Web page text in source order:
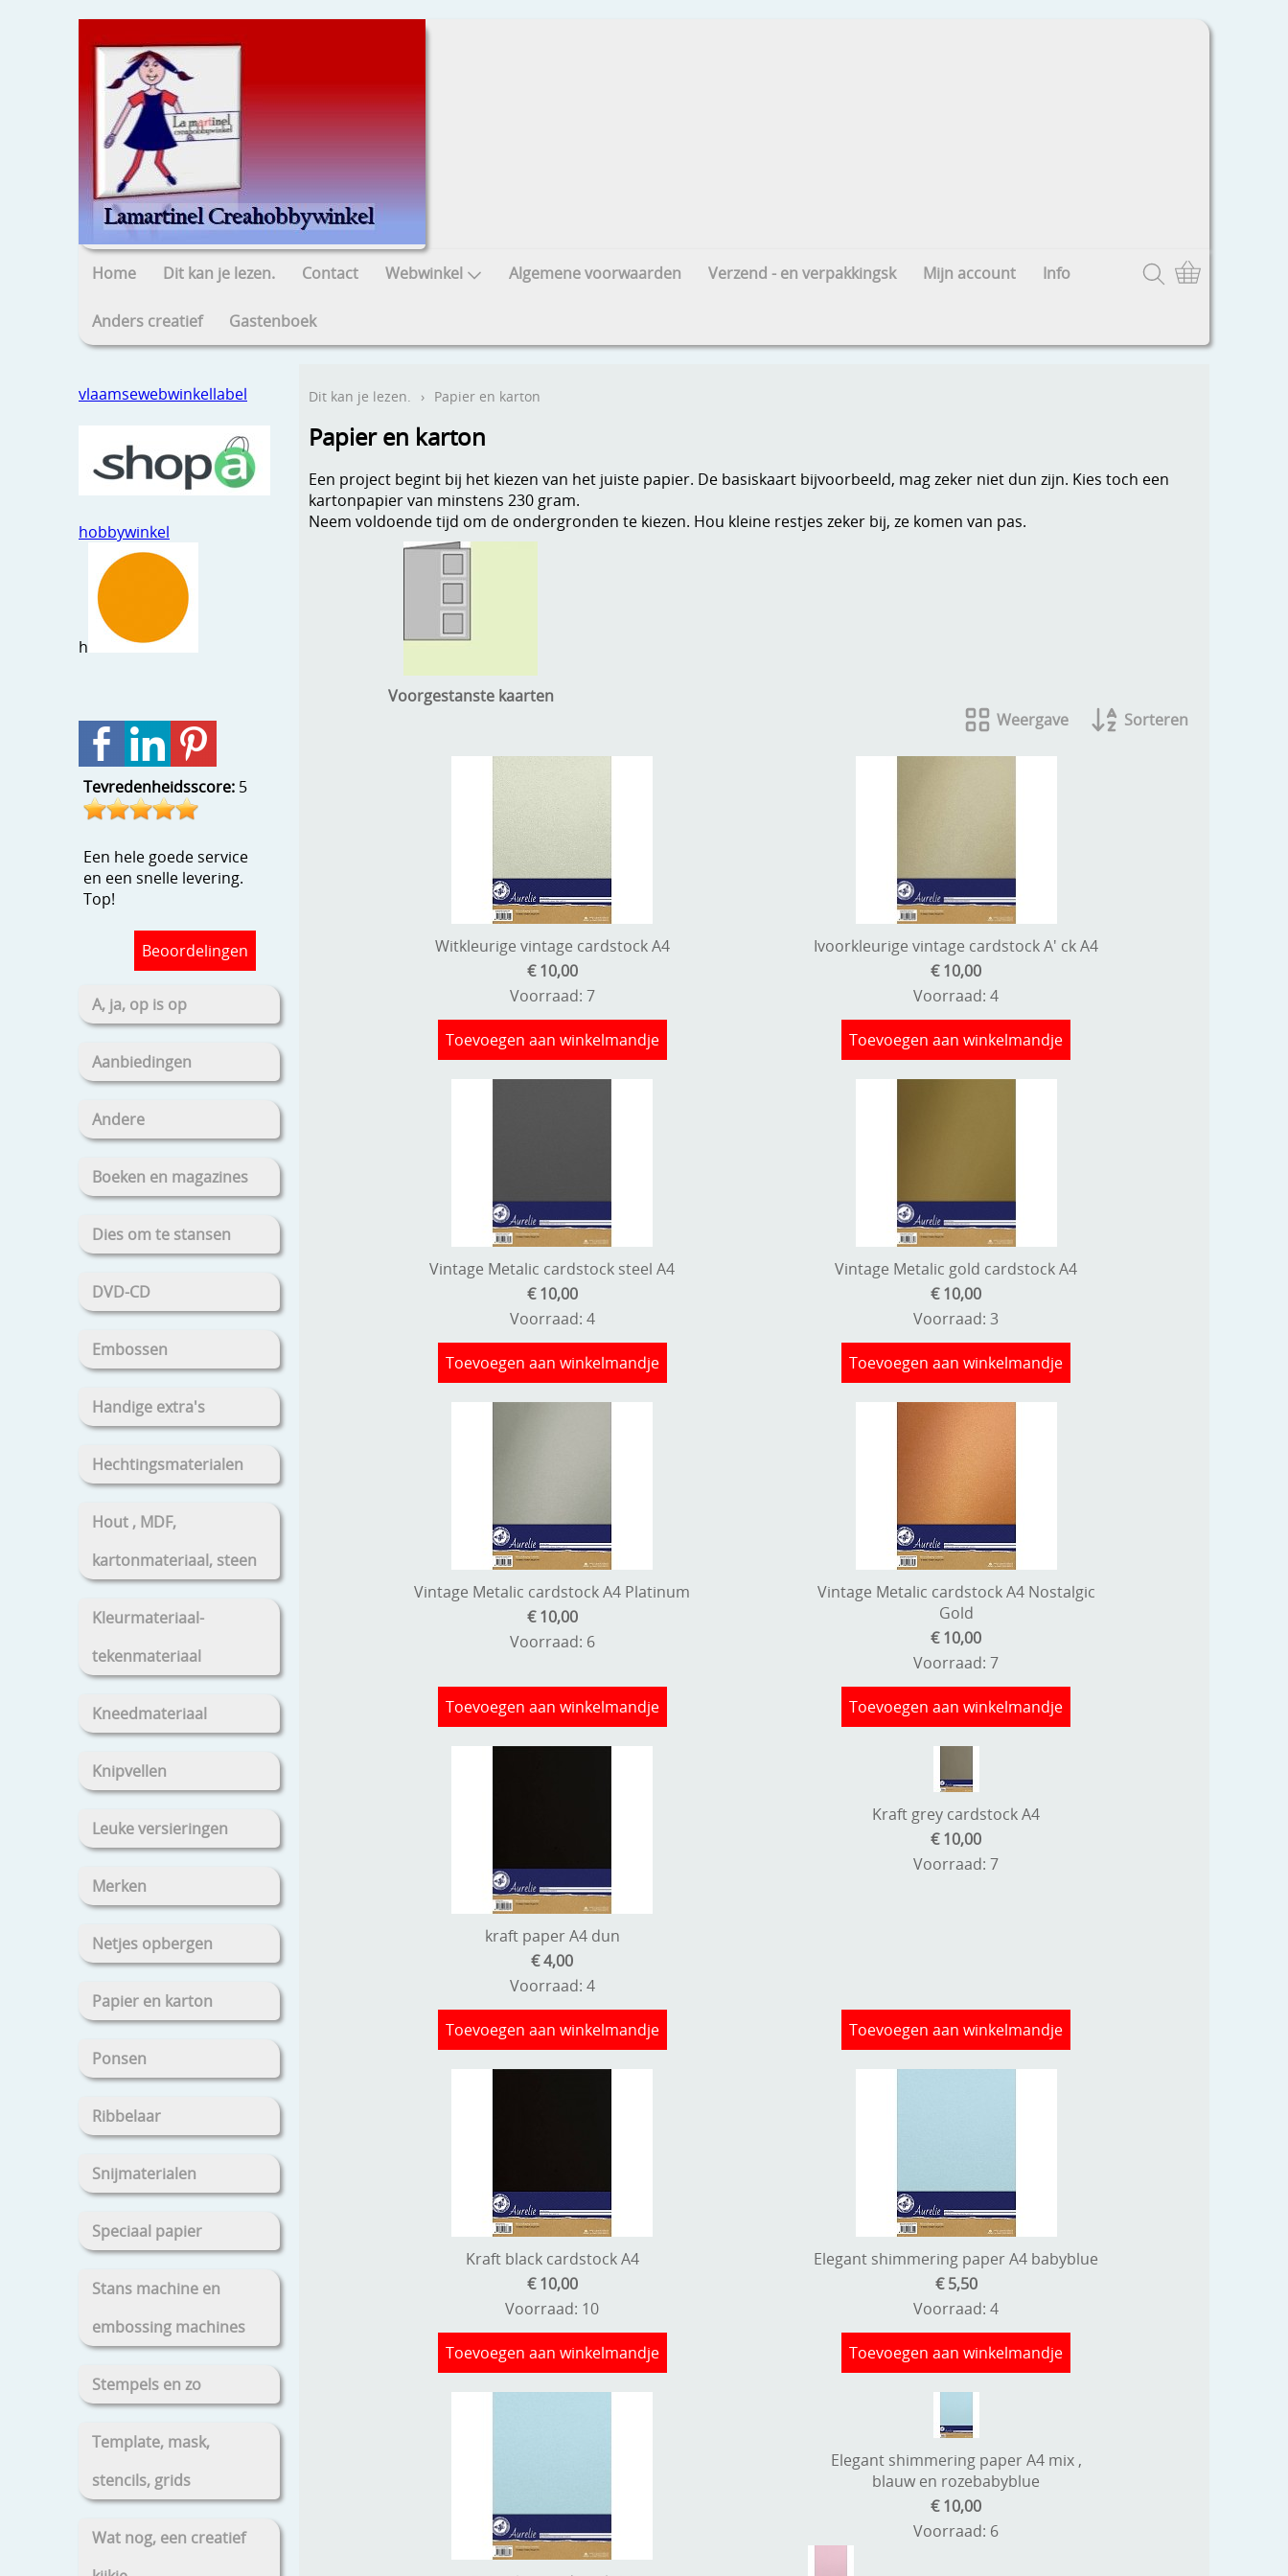
Home Dit kan je lezen. Contact Webwinkel Algemene voorwaarden Verzend - en verpakkingsk Mijn account Info
Anders creatief Gastenboek
vlaamsewebwinkellabel
hobbywinkel
h
Tevredenheidsscore: 5
Een hele goede service
en een snelle levering.
Top!
Beoordelingen
A, ja, op is op
Aanbiedingen
Andere
Boeken en magazines
Dies om te stansen
DVD-CD
Embossen
Handige extra's
Hechtingsmaterialen
Hout , MDF,
kartonmateriaal, steen
Kleurmateriaal-
tekenmateriaal
Kneedmateriaal
Knipvellen
Leuke versieringen
Merken
Netjes opbergen
Papier en karton
Ponsen
Ribbelaar
Snijmaterialen
Speciaal papier
Stans machine en
embossing machines
Stempels en zo
Template, mask,
stencils, grids
Wat nog, een creatief
Dit kan je lezen. › Papier en karton
Papier en karton
Een project begint bij het kiezen van het juiste papier. De basiskaart bijvoorbeeld, mag zeker niet dun zijn. Kies toch een
kartonpapier van minstens 230 gram.
Neem voldoende tijd om de ondergronden te kiezen. Hou kleine restjes zeker bij, ze komen van pas.
Voorgestanste kaarten
Weergave
Sorteren
Witkleurige vintage cardstock A4
€ 10,00
Voorraad: 7
Toevoegen aan winkelmandje
Ivoorkleurige vintage cardstock A' ck A4
€ 10,00
Voorraad: 4
Toevoegen aan winkelmandje
Vintage Metalic cardstock steel A4
€ 10,00
Voorraad: 4
Toevoegen aan winkelmandje
Vintage Metalic gold cardstock A4
€ 10,00
Voorraad: 3
Toevoegen aan winkelmandje
Vintage Metalic cardstock A4 Platinum
€ 10,00
Voorraad: 6
Toevoegen aan winkelmandje
Vintage Metalic cardstock A4 Nostalgic
Gold
€ 10,00
Voorraad: 7
Toevoegen aan winkelmandje
kraft paper A4 dun
€ 4,00
Voorraad: 4
Toevoegen aan winkelmandje
Kraft grey cardstock A4
€ 10,00
Voorraad: 7
Toevoegen aan winkelmandje
Kraft black cardstock A4
€ 10,00
Voorraad: 10
Toevoegen aan winkelmandje
Elegant shimmering paper A4 babyblue
€ 5,50
Voorraad: 4
Toevoegen aan winkelmandje
Elegant shimmering paper A4 mix ,
blauw en rozebabyblue
€ 10,00
Voorraad: 6